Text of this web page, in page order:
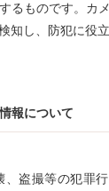
るものです。カ
知し、防犯に役立
報について
、盗撮等の犯罪